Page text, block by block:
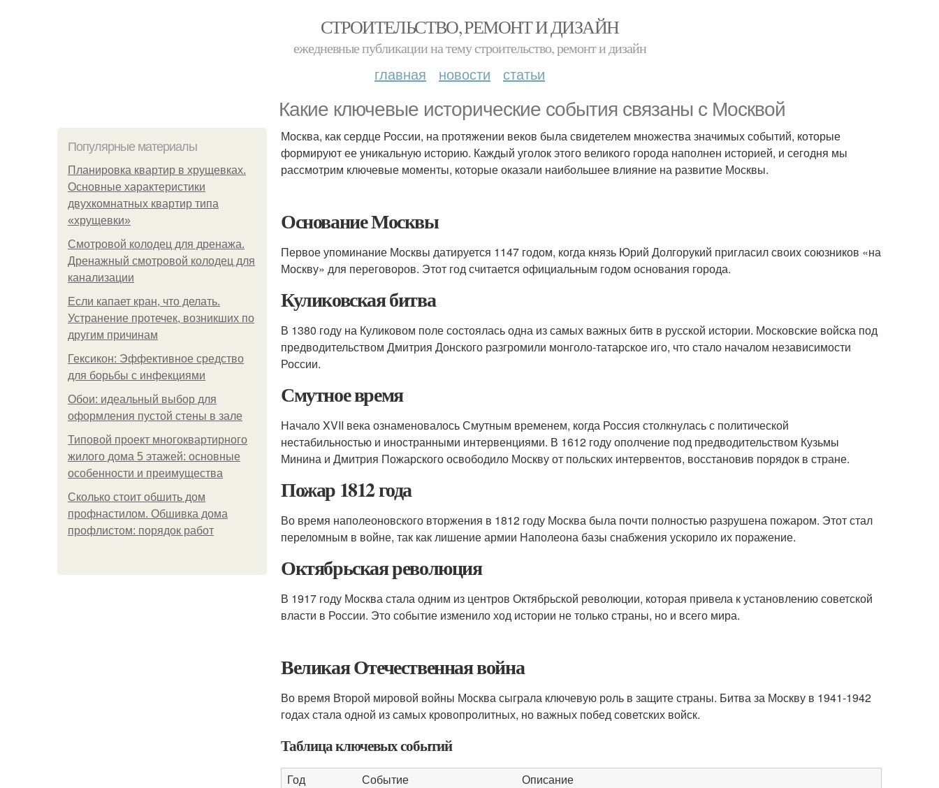
СТРОИТЕЛЬСТВО, РЕМОНТ И ДИЗАЙН
ежедневные публикации на тему строительство, ремонт и дизайн
главная новости статьи
Какие ключевые исторические события связаны с Москвой
Популярные материалы
Планировка квартир в хрущевках.
Основные характеристики
двухкомнатных квартир типа
«хрущевки»
Смотровой колодец для дренажа.
Дренажный смотровой колодец для
канализации
Если капает кран, что делать.
Устранение протечек, возникших по
другим причинам
Гексикон: Эффективное средство
для борьбы с инфекциями
Обои: идеальный выбор для
оформления пустой стены в зале
Типовой проект многоквартирного
жилого дома 5 этажей: основные
особенности и преимущества
Сколько стоит обшить дом
профнастилом. Обшивка дома
профлистом: порядок работ
Москва, как сердце России, на протяжении веков была свидетелем множества значимых событий, которые
формируют ее уникальную историю. Каждый уголок этого великого города наполнен историей, и сегодня мы
рассмотрим ключевые моменты, которые оказали наибольшее влияние на развитие Москвы.
Основание Москвы
Первое упоминание Москвы датируется 1147 годом, когда князь Юрий Долгорукий пригласил своих союзников «на
Москву» для переговоров. Этот год считается официальным годом основания города.
Куликовская битва
В 1380 году на Куликовом поле состоялась одна из самых важных битв в русской истории. Московские войска под
предводительством Дмитрия Донского разгромили монголо-татарское иго, что стало началом независимости
России.
Смутное время
Начало XVII века ознаменовалось Смутным временем, когда Россия столкнулась с политической
нестабильностью и иностранными интервенциями. В 1612 году ополчение под предводительством Кузьмы
Минина и Дмитрия Пожарского освободило Москву от польских интервентов, восстановив порядок в стране.
Пожар 1812 года
Во время наполеоновского вторжения в 1812 году Москва была почти полностью разрушена пожаром. Этот стал
переломным в войне, так как лишение армии Наполеона базы снабжения ускорило их поражение.
Октябрьская революция
В 1917 году Москва стала одним из центров Октябрьской революции, которая привела к установлению советской
власти в России. Это событие изменило ход истории не только страны, но и всего мира.
Великая Отечественная война
Во время Второй мировой войны Москва сыграла ключевую роль в защите страны. Битва за Москву в 1941-1942
годах стала одной из самых кровопролитных, но важных побед советских войск.
Таблица ключевых событий
Год Событие
Описание